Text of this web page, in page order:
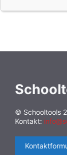
© Schooltools
Kontakt: